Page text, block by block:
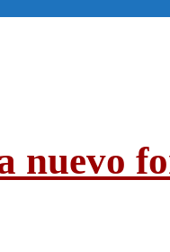
nuevo